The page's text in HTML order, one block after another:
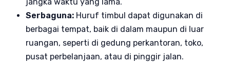
Serbaguna: Huruf timbul dapat digunakan di
berbagai tempat, baik di dalam maupun di luar
ruangan, seperti di gedung perkantoran, toko,
pusat perbelanjaan, atau di pinggir jalan.